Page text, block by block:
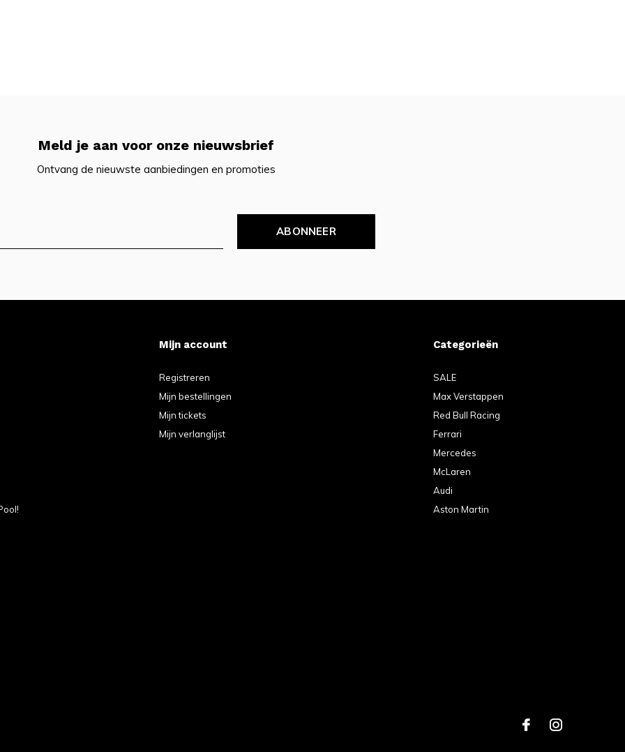
Meld je aan voor onze nieuwsbrief
Ontvang de nieuwste aanbiedingen en promoties
ABONNEER
Mijn account
Registreren
Mijn bestellingen
Mijn tickets
Mijn verlanglijst
Categorieën
SALE
Max Verstappen
Red Bull Racing
Ferrari
Mercedes
McLaren
Audi
Aston Martin